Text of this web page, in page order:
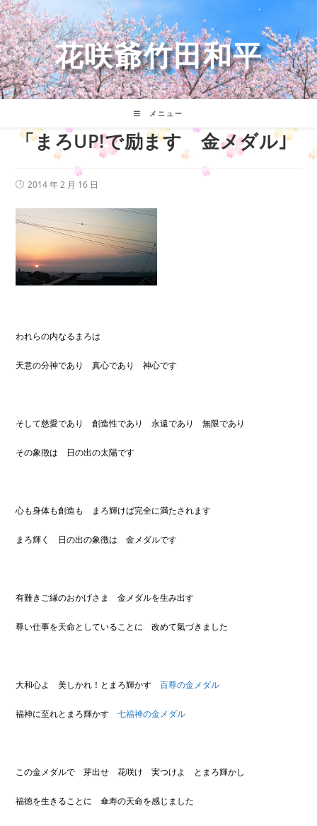
コ
ン
テ
ン
ツ
へ
ス
花咲爺竹田和平
メニュー
「まろUP!で励ます 金メダル｣
投
開
日:
2014 年 2 月 16 日
われらの内なるまろは
天意の分神であり 真心であり 神心です
そして慈愛であり 創造性であり 永遠であり 無限であり
その象徴は 日の出の太陽です
心も身体も創造も まろ輝けば完全に満たされます
まろ輝く 日の出の象徴は 金メダルです
有難きご縁のおかげさま 金メダルを生み出す
尊い仕事を天命としていることに 改めて氣づきました
大和心よ 美しかれ！とまろ輝かす百尊の金メダル
福神に至れとまろ輝かす七福神の金メダル
この金メダルで 芽出せ 花咲け 実つけよ とまろ輝かし
福徳を生きることに 傘寿の天命を感じました